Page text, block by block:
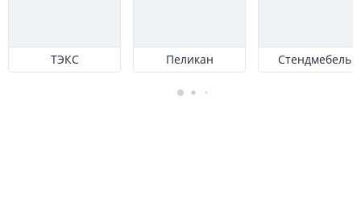
ТЭКС Пеликан Стендмебель